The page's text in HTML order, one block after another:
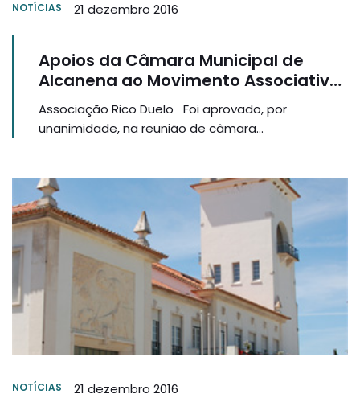
NOTÍCIAS 21 dezembro 2016
Apoios da Câmara Municipal de
Alcanena ao Movimento Associativo
Local
Associação Rico Duelo Foi aprovado, por
unanimidade, na reunião de câmara...
NOTÍCIAS 21 dezembro 2016